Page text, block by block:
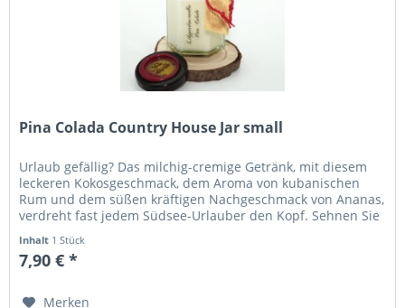
Pina Colada Country House Jar small
Urlaub gefällig? Das milchig-cremige Getränk, mit diesem
leckeren Kokosgeschmack, dem Aroma von kubanischen
Rum und dem süßen kräftigen Nachgeschmack von Ananas,
verdreht fast jedem Südsee-Urlauber den Kopf. Sehnen Sie
Inhalt 1 Stück
7,90 € *
Merken